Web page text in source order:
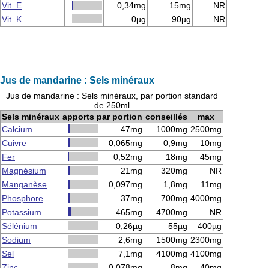
Vit. E
0,34mg 15mg
NR
Vit. K
0µg 90µg NR
Jus de mandarine : Sels minéraux
Jus de mandarine : Sels minéraux, par portion standard
de 250ml
Sels minéraux apports par portion conseillés
max
Calcium
47mg 1000mg 2500mg
Cuivre
0,065mg 0,9mg
10mg
Fer
0,52mg 18mg
45mg
Magnésium
21mg 320mg
NR
Manganèse
0,097mg 1,8mg
11mg
Phosphore
37mg 700mg 4000mg
Potassium
465mg 4700mg
NR
Sélénium
0,26µg 55µg
400µg
Sodium
2,6mg 1500mg 2300mg
Sel
7,1mg 4100mg 4100mg